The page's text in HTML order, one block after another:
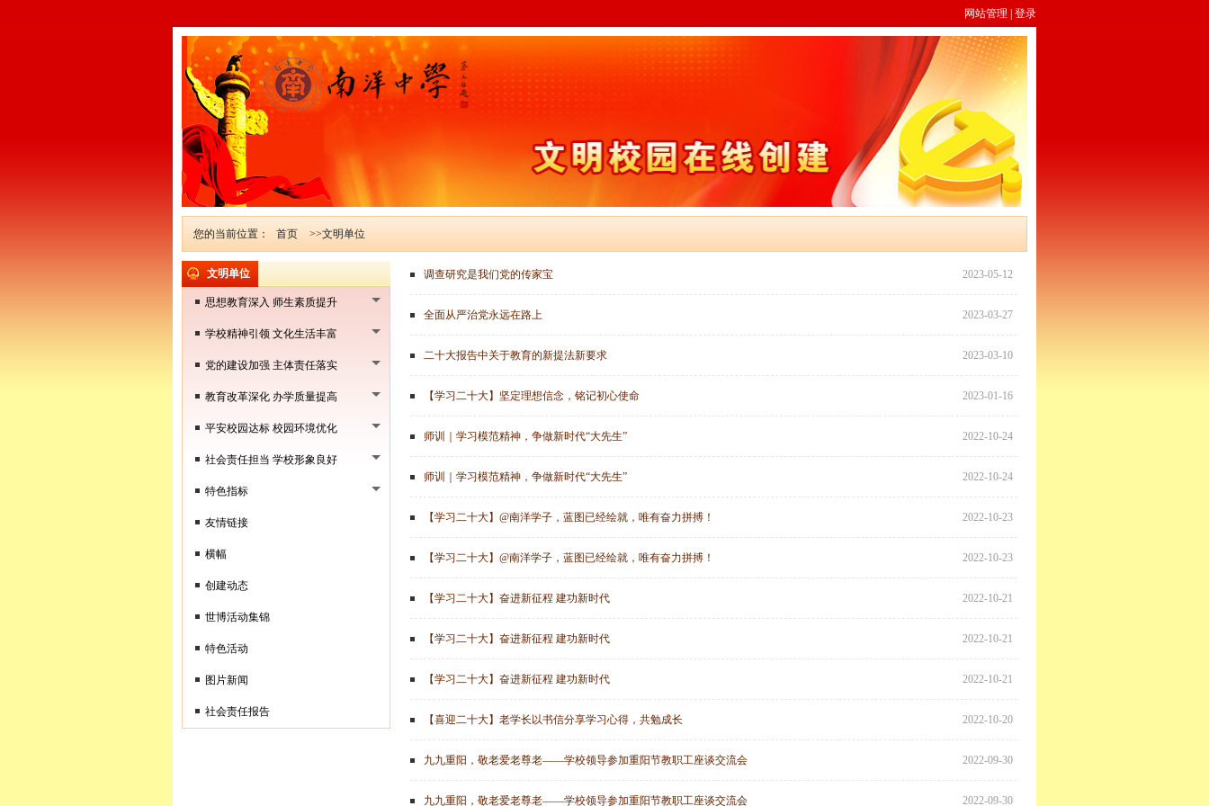
网站管理 登录
文明单位
思想教育深入 师生素质提升
学校精神引领 文化生活丰富
党的建设加强 主体责任落实
教育改革深化 办学质量提高
平安校园达标 校园环境优化
社会责任担当 学校形象良好
特色指标
友情链接
横幅
创建动态
世博活动集锦
特色活动
图片新闻
社会责任报告
您的当前位置： 首页 >>文明单位
调查研究是我们党的传家宝 2023-05-12
全面从严治党永远在路上 2023-03-27
二十大报告中关于教育的新提法新要求 2023-03-10
【学习二十大】坚定理想信念，铭记初心使命 2023-01-16
师训｜学习模范精神，争做新时代“大先生” 2022-10-24
师训｜学习模范精神，争做新时代“大先生” 2022-10-24
【学习二十大】@南洋学子，蓝图已经绘就，唯有奋力拼搏！ 2022-10-23
【学习二十大】@南洋学子，蓝图已经绘就，唯有奋力拼搏！ 2022-10-23
【学习二十大】奋进新征程 建功新时代 2022-10-21
【学习二十大】奋进新征程 建功新时代 2022-10-21
【学习二十大】奋进新征程 建功新时代 2022-10-21
【喜迎二十大】老学长以书信分享学习心得，共勉成长 2022-10-20
九九重阳，敬老爱老尊老——学校领导参加重阳节教职工座谈交流会 2022-09-30
九九重阳，敬老爱老尊老——学校领导参加重阳节教职工座谈交流会 2022-09-30